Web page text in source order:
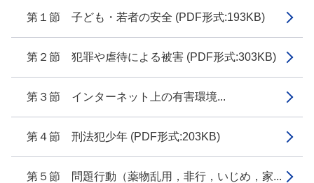
第１節 子ども・若者の安全 (PDF形式:193KB)
第２節 犯罪や虐待による被害 (PDF形式:303KB)
第３節 インターネット上の有害環境...
第４節 刑法犯少年 (PDF形式:203KB)
第５節 問題行動（薬物乱用，非行，いじめ，家...